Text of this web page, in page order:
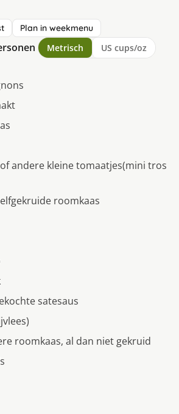
Plan in weekmenu
Metrisch US cups/oz
andere kleine tomaatjes(mini tros
roomkaas
satesaus
roomkaas, al dan niet gekruid